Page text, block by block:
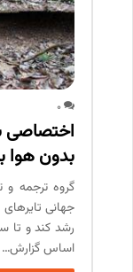
0
اختصاصی
بدون هوا با
گروه ترجمه و
اساس گزارش…